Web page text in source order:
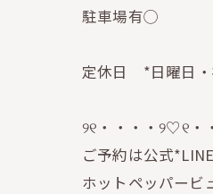
駐車場有◯
定休日 *日曜日
୨୧・・・・୨♡୧・
ご予約は公式
ホットペッパービ